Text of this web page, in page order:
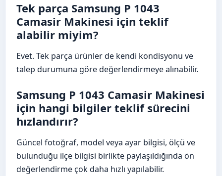
Tek parça Samsung P 1043
Camasir Makinesi için teklif
alabilir miyim?
Evet. Tek parça ürünler de kendi kondisyonu ve
talep durumuna göre değerlendirmeye alınabilir.
Samsung P 1043 Camasir Makinesi
için hangi bilgiler teklif sürecini
hızlandırır?
Güncel fotoğraf, model veya ayar bilgisi, ölçü ve
bulunduğu ilçe bilgisi birlikte paylaşıldığında ön
değerlendirme çok daha hızlı yapılabilir.